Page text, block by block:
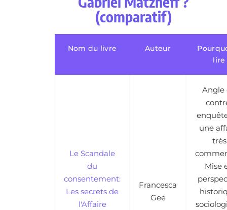
(comparatif)
Nom du livre Auteur
lire
Le Scandale
du
consentement:
Les secrets de
l'Affaire
Francesca
Gee
Angle
une
très
Mise